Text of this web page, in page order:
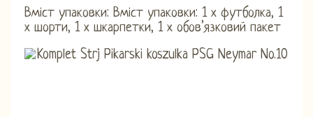
Вміст упаковки: Вміст упаковки: 1 х футболка, 1
х шорти, 1 х шкарпетки, 1 х обов’язковий пакет